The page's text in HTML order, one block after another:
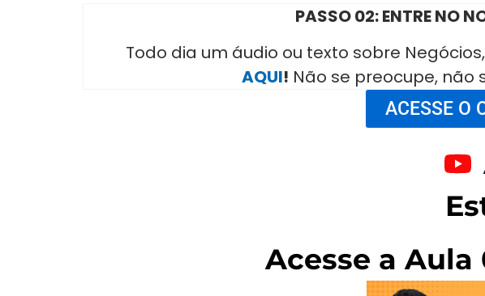
PASSO 02: ENTRE NO
Todo dia um áudio ou texto sobre
AQUI! Não se preocupe,
ACESSE O
Acesse a Aula